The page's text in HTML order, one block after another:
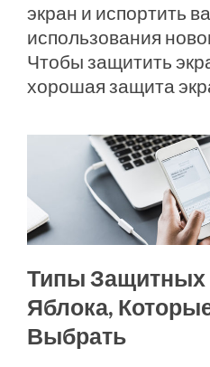
экран и испортить
использования
Чтобы защитить
хорошая защита
Типы Защитных
Яблока,
Выбрать